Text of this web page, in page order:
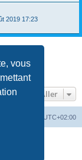
vous
2019 17:23
Aller
UTC+02:00
Limited